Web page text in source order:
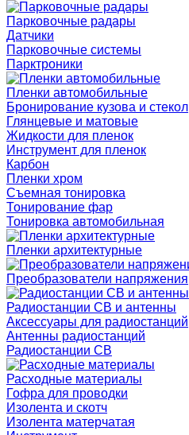
Парковочные радары
Датчики
Парковочные системы
Парктроники
Пленки автомобильные
Бронирование кузова и стекол
Глянцевые и матовые
Жидкости для пленок
Инструмент для пленок
Карбон
Пленки хром
Съемная тонировка
Тонирование фар
Тонировка автомобильная
Пленки архитектурные
Преобразователи напряжения
Радиостанции CB и антенны
Аксессуары для радиостанций
Антенны радиостанций
Радиостанции CB
Расходные материалы
Гофра для проводки
Изолента и скотч
Изолента матерчатая